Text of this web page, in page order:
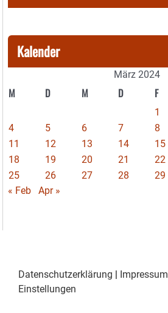
Kalender
März 2024
M D M D F
1
4
5 6 7 8
11
12 13 14 15
18
19 20 21 22
25
26 27 28 29
« Feb
Apr »
Datenschutzerklärung | Impressum
Einstellungen